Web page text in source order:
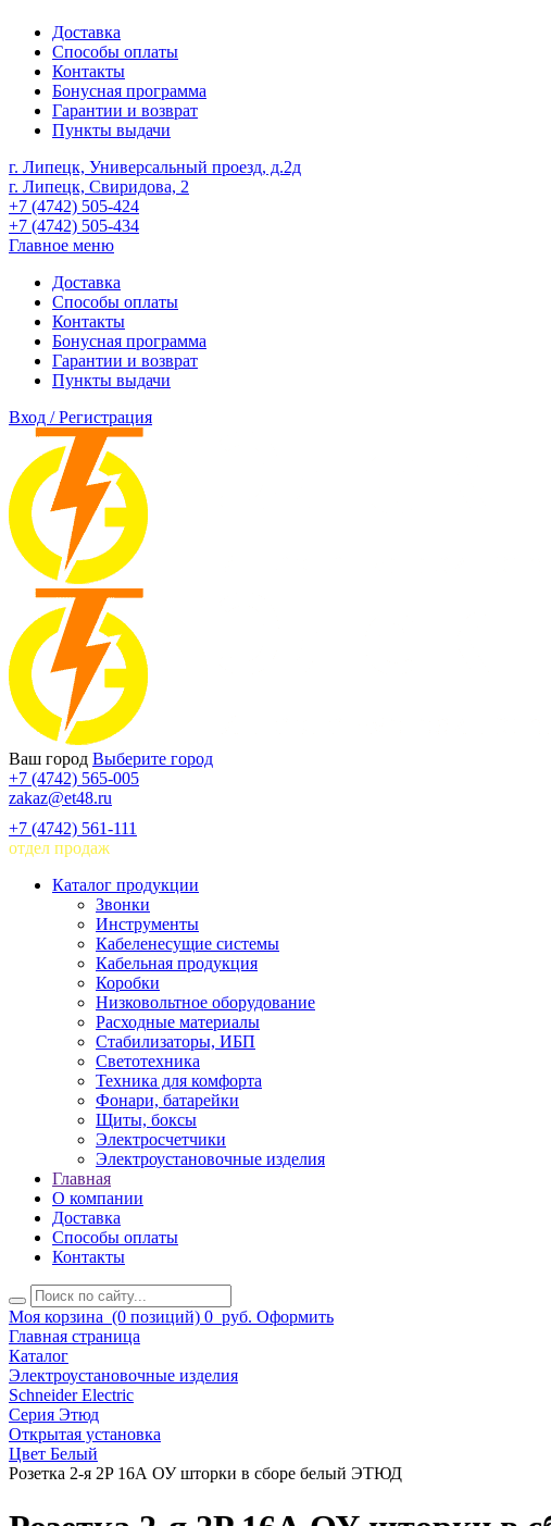
Доставка
Способы оплаты
Контакты
Бонусная программа
Гарантии и возврат
Пункты выдачи
г. Липецк, Универсальный проезд, д.2д
г. Липецк, Свиридова, 2
+7 (4742) 505-424
+7 (4742) 505-434
Главное меню
Доставка
Способы оплаты
Контакты
Бонусная программа
Гарантии и возврат
Пункты выдачи
Вход / Регистрация
Ваш город Выберите город
+7 (4742) 565-005
zakaz@et48.ru
+7 (4742) 561-111
отдел продаж
Каталог продукции
Звонки
Инструменты
Кабеленесущие системы
Кабельная продукция
Коробки
Низковольтное оборудование
Расходные материалы
Стабилизаторы, ИБП
Светотехника
Техника для комфорта
Фонари, батарейки
Щиты, боксы
Электросчетчики
Электроустановочные изделия
Главная
О компании
Доставка
Способы оплаты
Контакты
Моя корзина (0 позиций) 0 руб. Оформить
Главная страница
Каталог
Электроустановочные изделия
Schneider Electric
Серия Этюд
Открытая установка
Цвет Белый
Розетка 2-я 2P 16А ОУ шторки в сборе белый ЭТЮД